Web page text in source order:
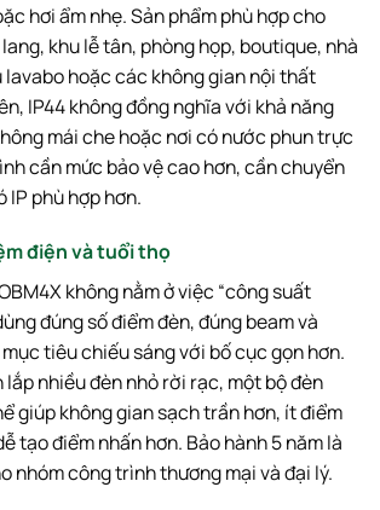
hơi ẩm nhẹ. Sản phẩm phù hợp cho
khu lễ tân, phòng họp, boutique, nhà
lavabo hoặc các không gian nội thất
IP44 không đồng nghĩa với khả năng
mái che hoặc nơi có nước phun trực
cần mức bảo vệ cao hơn, cần chuyển
IP phù hợp hơn.
điện và tuổi thọ
không nằm ở việc “công suất
đúng số điểm đèn, đúng beam và
tiêu chiếu sáng với bố cục gọn hơn.
lắp nhiều đèn nhỏ rời rạc, một bộ đèn
giúp không gian sạch trần hơn, ít điểm
tạo điểm nhấn hơn. Bảo hành 5 năm là
nhóm công trình thương mại và đại lý.